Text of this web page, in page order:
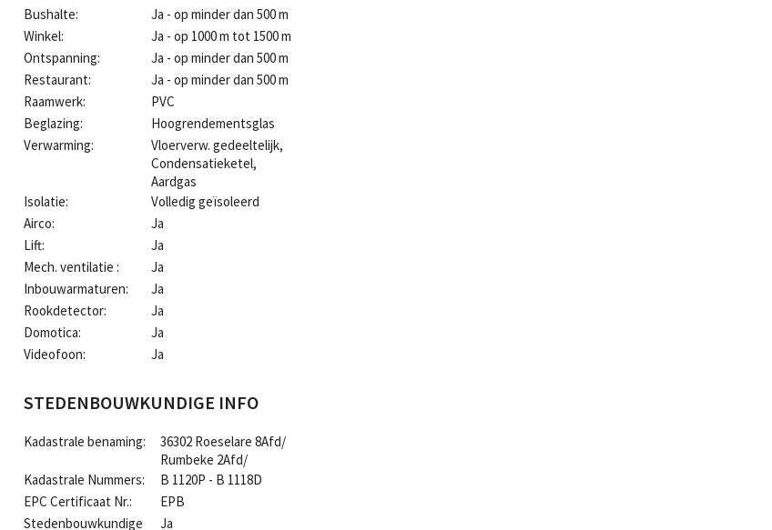
Bushalte:
Ja - op minder dan 500 m
Winkel:
Ja - op 1000 m tot 1500 m
Ontspanning:
Ja - op minder dan 500 m
Restaurant:
Ja - op minder dan 500 m
Raamwerk:
PVC
Beglazing:
Hoogrendementsglas
Verwarming:
Vloerverw. gedeeltelijk,
Condensatieketel,
Aardgas
Isolatie:
Volledig geïsoleerd
Airco:
Ja
Lift:
Ja
Mech. ventilatie :
Ja
Inbouwarmaturen:
Ja
Rookdetector:
Ja
Domotica:
Ja
Videofoon:
Ja
STEDENBOUWKUNDIGE INFO
Kadastrale benaming:
36302 Roeselare 8Afd/
Rumbeke 2Afd/
Kadastrale Nummers:
B 1120P - B 1118D
EPC Certificaat Nr.:
EPB
Stedenbouwkundige
Ja